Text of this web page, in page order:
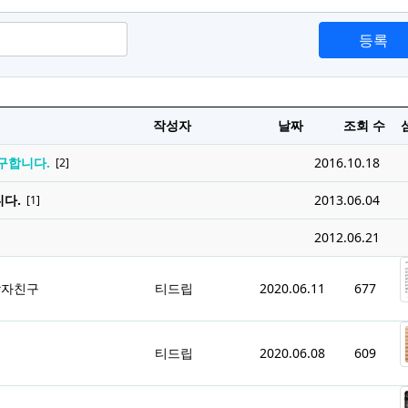
등록
작성자 날짜 조회 수
합니다. [2] 2016.10.18
다. [1] 2013.06.04
2012.06.21
친구 티드립 2020.06.11 677
티드립 2020.06.08 609